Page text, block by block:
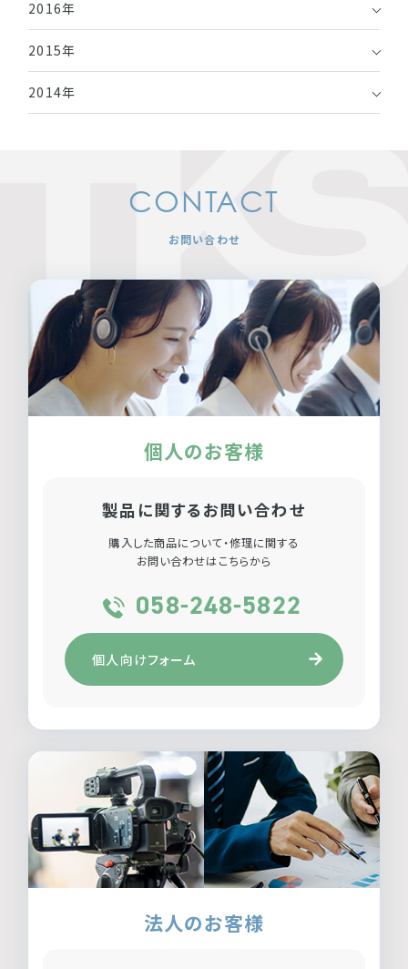
2016年
2015年
2014年
CONTACT
お問い合わせ
個人のお客様
製品に関するお問い合わせ
購入した商品について・修理に関する
お問い合わせはこちらから
058-248-5822
個人向けフォーム
法人のお客様